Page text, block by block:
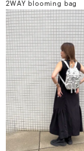
2WAY blooming bag